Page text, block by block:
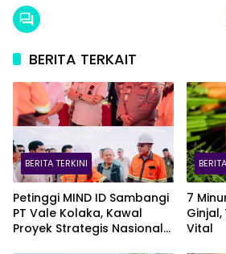
BERITA TERKAIT
BERITA TERKINI
Petinggi MIND ID Sambangi
PT Vale Kolaka, Kawal
Proyek Strategis Nasional
7
Vital